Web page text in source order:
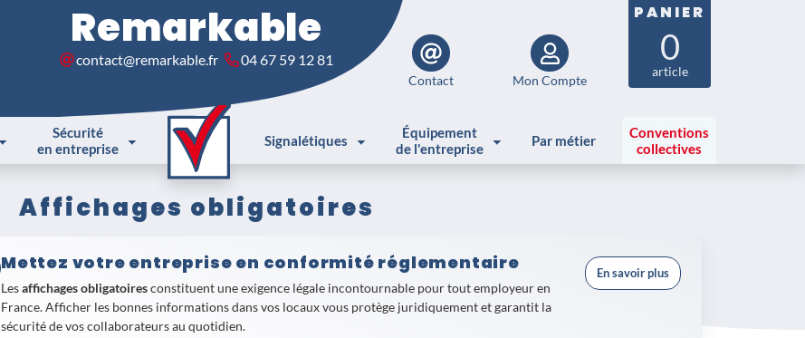
Remarkable
contact@remarkable.fr 04 67 59 12 81
Contact Mon Compte
PANIER
0
article
Sécurité
en entreprise
Signalétiques
Équipement
de l'entreprise
Par métier
Conventions
collectives
Affichages obligatoires
Mettez votre entreprise en conformité réglementaire
Lesaffichages obligatoiresconstituent une exigence légale incontournable pour tout employeur en
France. Afficher les bonnes informations dans vos locaux vous protège juridiquement et garantit la
sécurité de vos collaborateurs au quotidien.
En savoir plus